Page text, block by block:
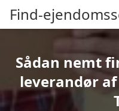
Find-
Sådan nemt
leverandør